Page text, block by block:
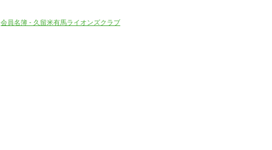
会員名簿 - 久留米有馬ライオンズクラブ